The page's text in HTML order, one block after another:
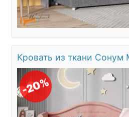
Кровать из ткани Сонум
-20%